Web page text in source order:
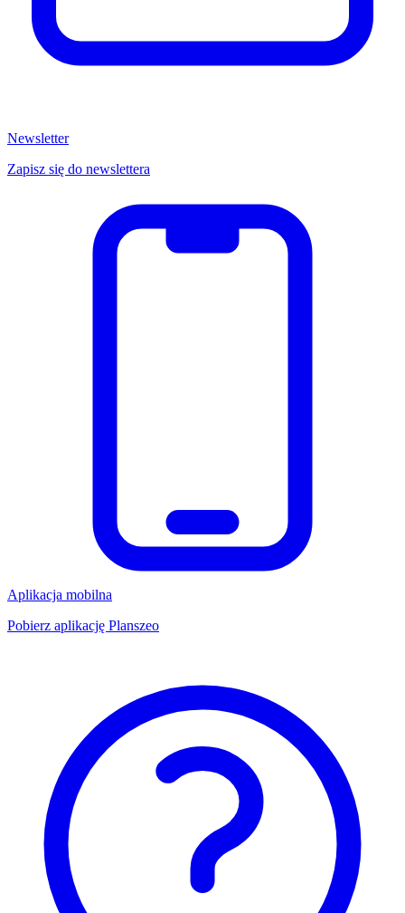
Newsletter
Zapisz się do newslettera
Aplikacja mobilna
Pobierz aplikację Planszeo